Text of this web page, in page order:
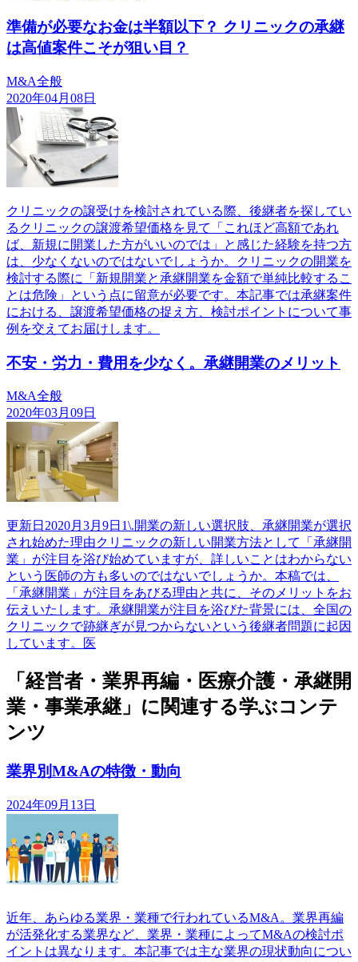
準備が必要なお金は半額以下？ クリニックの承継
は高値案件こそが狙い目？
M&A全般
2020年04月08日
クリニックの譲受けを検討されている際、後継者を探してい
るクリニックの譲渡希望価格を見て「これほど高額であれ
ば、新規に開業した方がいいのでは」と感じた経験を持つ方
は、少なくないのではないでしょうか。クリニックの開業を
検討する際に「新規開業と承継開業を金額で単純比較するこ
とは危険」という点に留意が必要です。本記事では承継案件
における、譲渡希望価格の捉え方、検討ポイントについて事
例を交えてお届けします。
不安・労力・費用を少なく。承継開業のメリット
M&A全般
2020年03月09日
更新日2020月3月9日1\.開業の新しい選択肢、承継開業が選択
され始めた理由クリニックの新しい開業方法として「承継開
業」が注目を浴び始めていますが、詳しいことはわからない
という医師の方も多いのではないでしょうか。本稿では、
「承継開業」が注目をあびる理由と共に、そのメリットをお
伝えいたします。承継開業が注目を浴びた背景には、全国の
クリニックで跡継ぎが見つからないという後継者問題に起因
しています。医
「経営者・業界再編・医療介護・承継開
業・事業承継」に関連する学ぶコンテ
ンツ
業界別M&Aの特徴・動向
2024年09月13日
近年、あらゆる業界・業種で行われているM&A。業界再編
が活発化する業界など、業界・業種によってM&Aの検討ポ
イントは異なります。本記事では主な業界の現状動向につい